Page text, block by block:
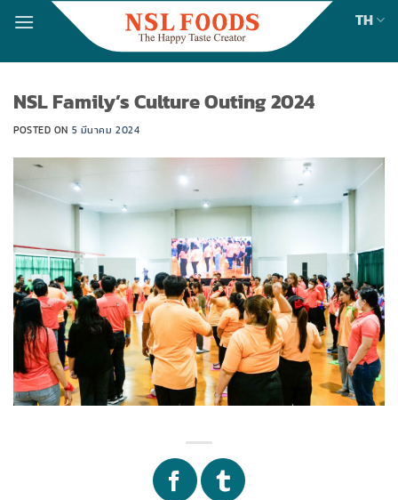
TH
NSL Family’s Culture Outing 2024
POSTED ON 5 มีนาคม 2024